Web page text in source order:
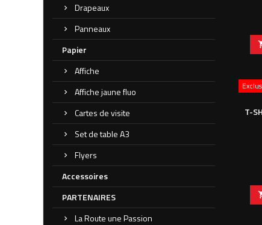
Drapeaux
Panneaux
Papier
Affiche
Affiche jaune fluo
Cartes de visite
Set de table A3
Flyers
Accessoires
PARTENAIRES
La Route une Passion
T-